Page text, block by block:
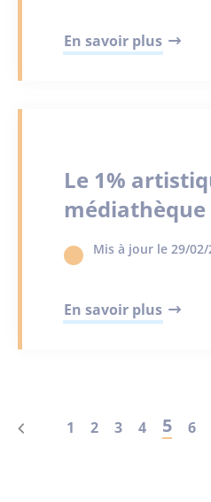
En savoir plus
Le 1%
médiathèque
Mis à jour le 29/02/
En savoir plus
1 2 3 4 5 6